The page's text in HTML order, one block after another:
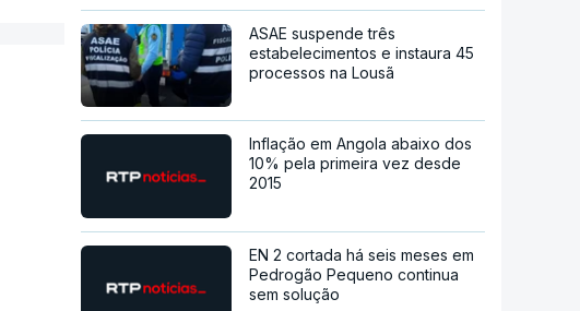
ASAE suspende três
estabelecimentos e instaura 45
processos na Lousã
Inflação em Angola abaixo dos
10% pela primeira vez desde
2015
EN 2 cortada há seis meses em
Pedrogão Pequeno continua
sem solução